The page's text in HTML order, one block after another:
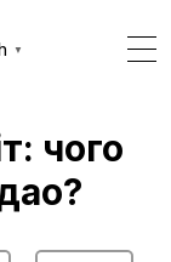
▼
чого